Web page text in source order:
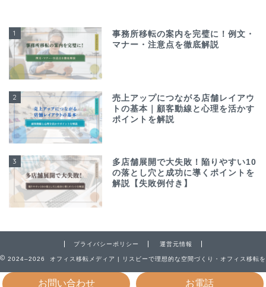
1
事務所移転の案内を完璧に！例文・
マナー・注意点を徹底解説
2
売上アップにつながる店舗レイアウ
トの基本｜顧客動線と心理を活かす
ポイントを解説
3
多店舗展開で大失敗！陥りやすい10
の落とし穴と成功に導くポイントを
解説【失敗例付き】
プライバシーポリシー 運営元情報
2024–2026 オフィス移転メディア | リスビーで理想的な空間づくり・オフィス移転を
お問い合わせ お電話